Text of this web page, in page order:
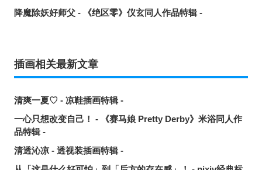
降魔除妖好师父 - 《绝区零》仪玄同人作品特辑 -
插画相关最新文章
清爽一夏♡ - 凉鞋插画特辑 -
一心只想改变自己！ - 《赛马娘 Pretty Derby》米浴同人作
品特辑 -
清透沁凉 - 透视装插画特辑 -